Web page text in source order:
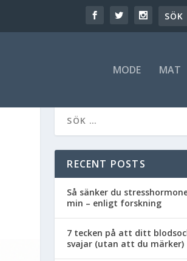
MODE MAT
RECENT POSTS
Så sänker du
min – enligt forskning
7 tecken på att ditt
svajar (utan att du märker)